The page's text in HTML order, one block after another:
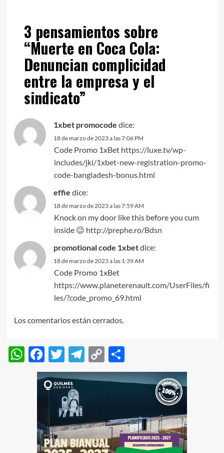
3 pensamientos sobre
“Muerte en Coca Cola:
Denuncian complicidad
entre la empresa y el
sindicato”
1xbet promocode dice:
18 de marzo de 2023 a las 7:06 PM
Code Promo 1xBet https://luxe.tv/wp-
includes/jki/1xbet-new-registration-promo-
code-bangladesh-bonus.html
effie dice:
18 de marzo de 2023 a las 7:59 AM
Knock on my door like this before you cum
inside 😉 http://prephe.ro/Bdsn
promotional code 1xbetdice:
18 de marzo de 2023 a las 1:39 AM
Code Promo 1xBet
https://www.planeterenault.com/UserFiles/fi
les/?code_promo_69.html
Los comentarios están cerrados.
WhatsApp
Facebook
Twitter
Telegram
Copy
Link
Compartir